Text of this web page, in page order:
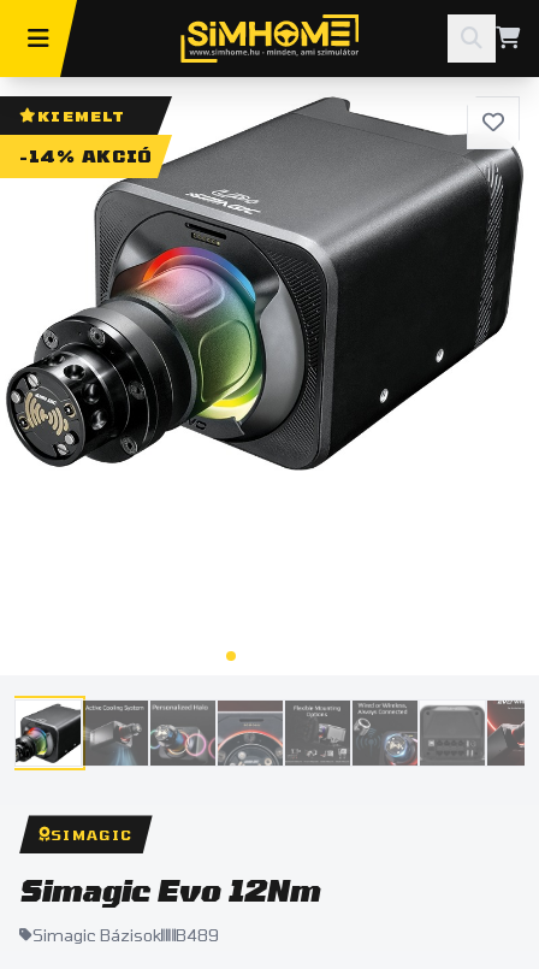
KIEMELT
-14% AKCIÓ
SIMAGIC
Simagic Evo 12Nm
Simagic Bázisok B489